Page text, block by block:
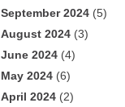
September 2024 (5)
August 2024 (3)
June 2024 (4)
May 2024 (6)
April 2024 (2)